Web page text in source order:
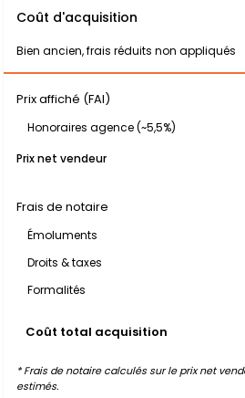
Coût d'acquisition
Bien ancien, frais réduits non appliqués
Prix affiché (FAI)
Honoraires agence (~5,5%)
Prix net vendeur
Frais de notaire
Émoluments
Droits & taxes
Formalités
Coût total acquisition
* Frais de notaire calculés sur le prix net
estimés.